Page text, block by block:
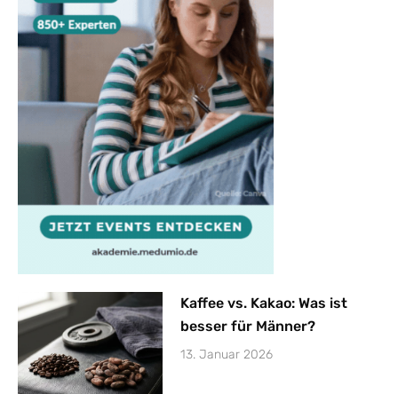
Kaffee vs. Kakao: Was ist
besser für Männer?
13. Januar 2026